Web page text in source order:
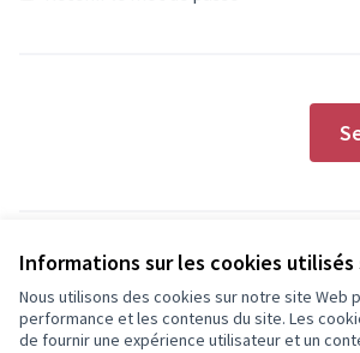
Informations sur les cookies
Nous utilisons des cookies sur notre site Web
performance et les contenus du site. Les
de fournir une expérience utilisateur et un
Mot de passe oublié?
Vous n’avez pas reçu les instructions de